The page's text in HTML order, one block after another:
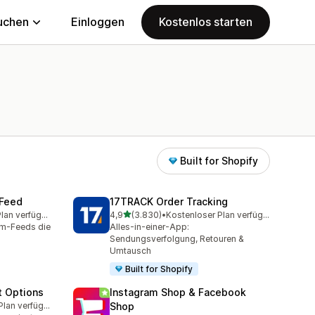
Einloggen Kostenlos starten
Built for Shopify
Kostenloser Plan verfügbar
Feeds die
17TRACK Order Tracking
4,9von 5 Sternen
(3.830)
3830 Rezensionen insgesamt
•
Kostenloser Plan verfügbar
Alles-in-einer-App:
Sendungsverfolgung, Retouren &
Umtausch
Built for Shopify
Options
Kostenloser Plan verfügbar
Instagram Shop & Facebook
Shop